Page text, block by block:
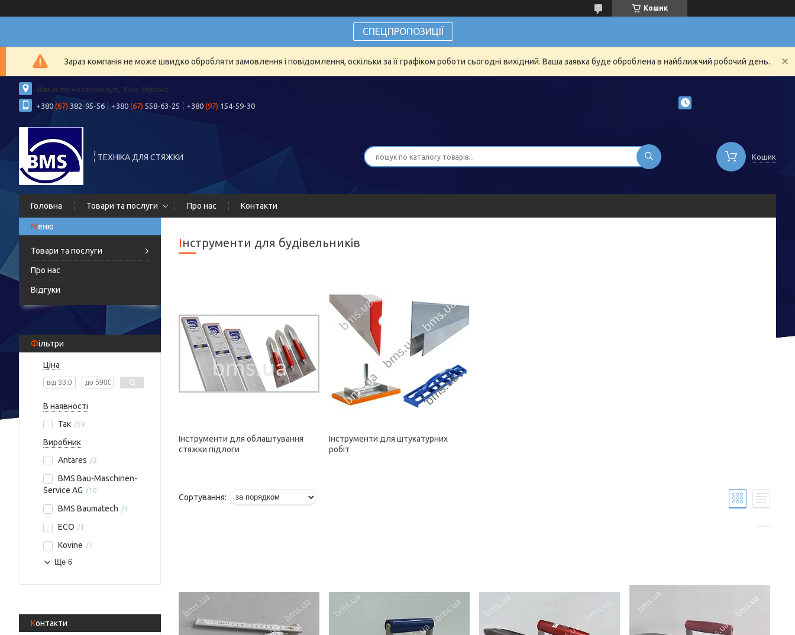
Кошик
СПЕЦПРОПОЗИЦІЇ
Зараз компанія не може швидко обробляти замовлення і повідомлення, оскільки за її графіком роботи сьогодні вихідний. Ваша заявка буде оброблена в найближчий робочий день.
Вільні та Незламні вул., Київ, Україна
+380 (67) 382-95-56 +380 (67) 558-63-25 +380 (97) 154-59-30
ТЕХНІКА ДЛЯ СТЯЖКИ Кошик
Головна Товари та послуги Про нас Контакти
Товари та послуги
Про нас
Відгуки
Фільтри
Ціна
В наявності
Так
59
Виробник
Antares
2
BMS Bau-Maschinen-
Service AG
10
BMS Baumatech 1
ECO 1
Kovine 7
Ще 6
Контакти
Інструменти для будівельників
Інструменти для облаштування
стяжки підлоги
Інструменти для штукатурних
робіт